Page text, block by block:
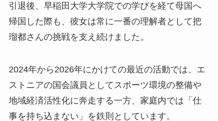
引退後、早稲田大学大学院での学びを経て母国へ
帰国した際も、彼女は常に一番の理解者として把
瑠都さんの挑戦を支え続けました。
2024年から2026年にかけての最近の活動では、エ
ストニアの国会議員としてスポーツ環境の整備や
地域経済活性化に奔走する一方、家庭内では「仕
事を持ち込まない」を鉄則としています。